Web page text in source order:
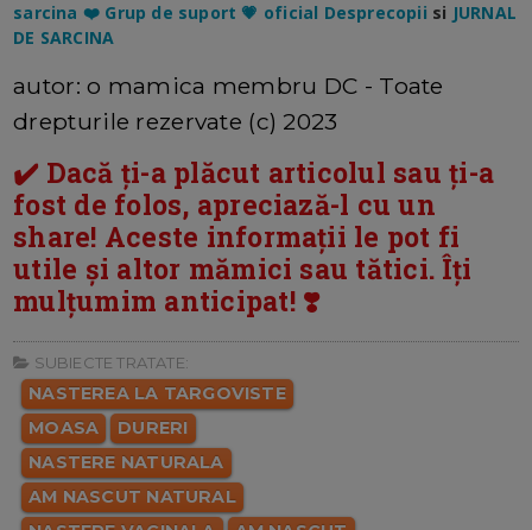
sarcina ❤️ Grup de suport 💗 oficial Desprecopii si JURNAL
DE SARCINA
autor: o mamica membru DC - Toate
drepturile rezervate (c) 2023
✔️ Dacă ți-a plăcut articolul sau ți-a
fost de folos, apreciază-l cu un
share! Aceste informații le pot fi
utile și altor mămici sau tătici. Îți
mulțumim anticipat! ❣️
SUBIECTE TRATATE:
NASTEREA LA TARGOVISTE
MOASA
DURERI
NASTERE NATURALA
AM NASCUT NATURAL